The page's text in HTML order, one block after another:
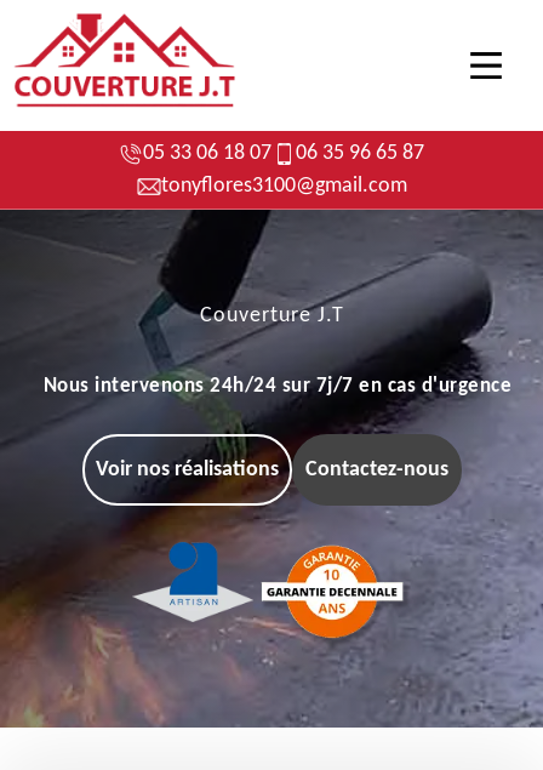
05 33 06 18 07
06 35 96 65 87
tonyflores3100@gmail.com
Couverture J.T
Nous intervenons 24h/24 sur 7j/7 en cas d'urgence
Voir nos réalisations Contactez-nous